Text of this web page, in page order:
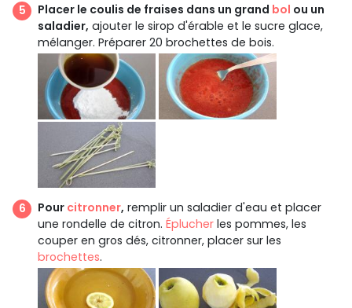
Placer le coulis de fraises dans un grand bol ou un
saladier, ajouter le sirop d'érable et le sucre glace,
mélanger. Préparer 20 brochettes de bois.
Pour citronner, remplir un saladier d'eau et placer
une rondelle de citron. Éplucher les pommes, les
couper en gros dés, citronner, placer sur les
brochettes.